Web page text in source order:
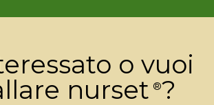
o vuoi
nurset ?